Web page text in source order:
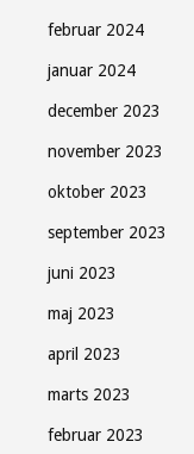
februar 2024
januar 2024
december 2023
november 2023
oktober 2023
september 2023
juni 2023
maj 2023
april 2023
marts 2023
februar 2023